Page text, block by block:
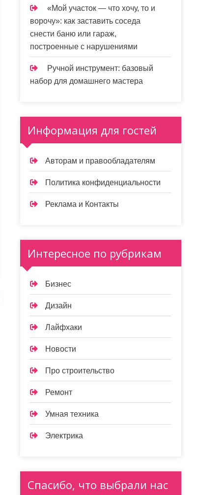
«Мой участок — что хочу, то и
ворочу»: как заставить соседа
снести баню или гараж,
построенные с нарушениями
Ручной инструмент: базовый
набор для домашнего мастера
Информация для гостей
Авторам и правообладателям
Политика конфиденциальности
Реклама и Контакты
Интересное по рубрикам
Бизнес
Дизайн
Лайфхаки
Новости
Про строительство
Ремонт
Умная техника
Электрика
Спасибо, что выбрали нас